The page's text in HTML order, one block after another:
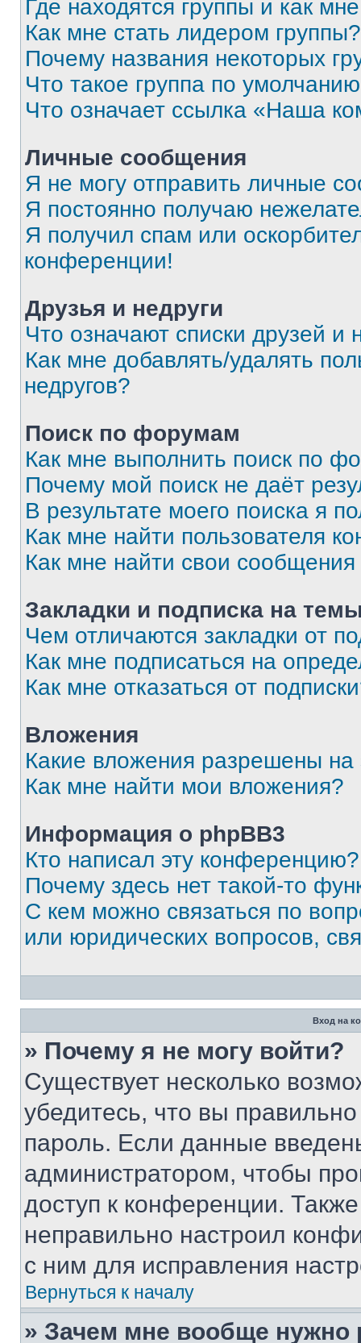
Где находятся группы и как
Как мне стать лидером группы?
Почему названия некоторых
Что такое группа по
Что означает ссылка «Наша
Личные сообщения
Я не могу отправить личные
Я постоянно получаю
Я получил спам или
конференции!
Друзья и недруги
Что означают списки друзей и
Как мне добавлять/удалять
недругов?
Поиск по форумам
Как мне выполнить поиск по
Почему мой поиск не даёт
В результате моего поиска я
Как мне найти пользователя
Как мне найти свои
Закладки и подписка на
Чем отличаются закладки от
Как мне подписаться на
Как мне отказаться от
Вложения
Какие вложения разрешены
Как мне найти мои вложения?
Информация о phpBB3
Кто написал эту конференцию?
Почему здесь нет такой-то
С кем можно связаться по
или юридических вопросов,
Вход на
» Почему я не могу войти?
Существует несколько
убедитесь, что вы
пароль. Если данные
администратором, чтобы
доступ к конференции.
неправильно настроил
с ним для исправления
Вернуться к началу
» Зачем мне вообще нужно